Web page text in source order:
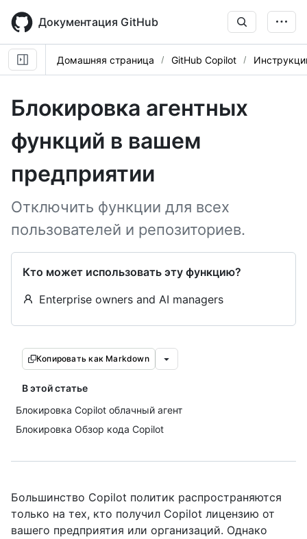
main
content
Документация GitHub
Домашняя страница GitHub Copilot
Блокировка агентных
функций в вашем
предприятии
Отключить функции для всех
пользователей и репозиториев.
Кто может использовать эту функцию?
Enterprise owners and AI managers
Копировать как Markdown
В этой статье
Блокировка Copilot облачный агент
Блокировка Обзор кода Copilot
Большинство Copilot политик распространяются
только на тех, кто получил Copilot лицензию от
вашего предприятия или организаций. Однако